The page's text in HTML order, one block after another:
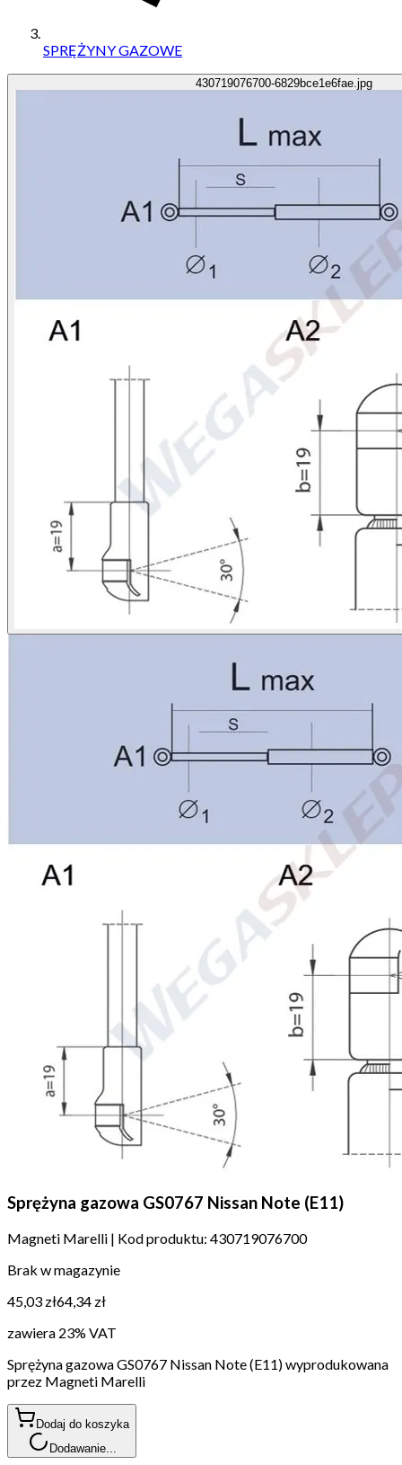
SPRĘŻYNY GAZOWE
430719076700-6829bce1e6fae.jpg
Sprężyna gazowa GS0767 Nissan Note (E11)
Magneti Marelli | Kod produktu: 430719076700
Brak w magazynie
45,03 zł64,34 zł
zawiera 23% VAT
Sprężyna gazowa GS0767 Nissan Note (E11) wyprodukowana
przez Magneti Marelli
Dodaj do koszyka
Dodawanie...